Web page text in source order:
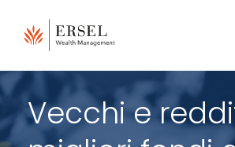
CONTENUTO
PRINCIPALE
PAGINA
Vecchi e